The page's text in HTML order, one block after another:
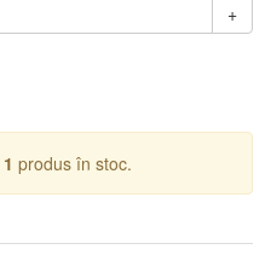
+
1 produs în stoc.